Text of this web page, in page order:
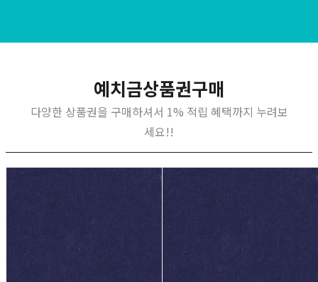
예치금상품권구매
다양한 상품권을 구매하셔서 1% 적립 혜택까지 누려보
세요!!